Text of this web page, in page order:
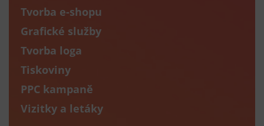
Tvorba e-shopu
Grafické služby
Tvorba loga
Tiskoviny
PPC kampaně
Vizitky a letáky